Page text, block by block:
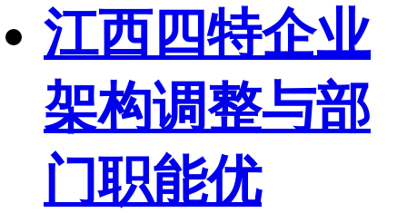
江西四特企业
架构调整与部
门职能优